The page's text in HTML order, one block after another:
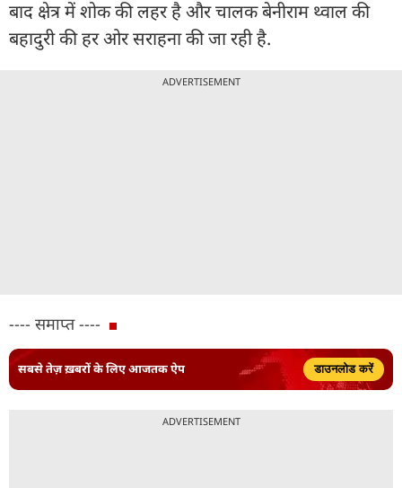
बाद क्षेत्र में शोक की लहर है और चालक बेनीराम थ्वाल की
बहादुरी की हर ओर सराहना की जा रही है.
ADVERTISEMENT
---- समाप्त ----
सबसे तेज़ ख़बरों के लिए आजतक ऐप डाउनलोड करें
ADVERTISEMENT